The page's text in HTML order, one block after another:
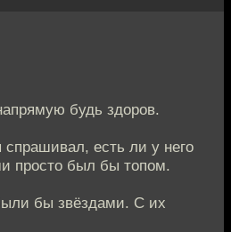
будь здоров.
есть ли у него
просто был бы топом.
бы звёздами. С их